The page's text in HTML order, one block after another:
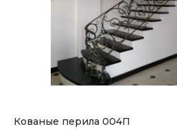
Кованые перила 004П